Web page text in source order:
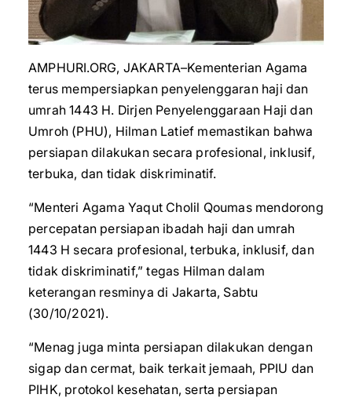
AMPHURI.ORG, JAKARTA–Kementerian Agama
terus mempersiapkan penyelenggaran haji dan
umrah 1443 H. Dirjen Penyelenggaraan Haji dan
Umroh (PHU), Hilman Latief memastikan bahwa
persiapan dilakukan secara profesional, inklusif,
terbuka, dan tidak diskriminatif.
“Menteri Agama Yaqut Cholil Qoumas mendorong
percepatan persiapan ibadah haji dan umrah
1443 H secara profesional, terbuka, inklusif, dan
tidak diskriminatif,” tegas Hilman dalam
keterangan resminya di Jakarta, Sabtu
(30/10/2021).
“Menag juga minta persiapan dilakukan dengan
sigap dan cermat, baik terkait jemaah, PPIU dan
PIHK, protokol kesehatan, serta persiapan